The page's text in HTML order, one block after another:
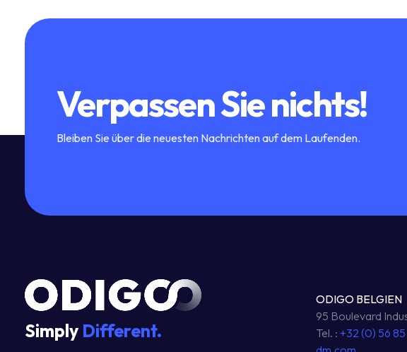
Verpassen Sie nichts!
Bleiben Sie über die neuesten Nachrichten auf dem Laufenden.
Simply Different.
ODIGO BELGIEN
95 Boulevard
Tel. : +32 (0) 56 85